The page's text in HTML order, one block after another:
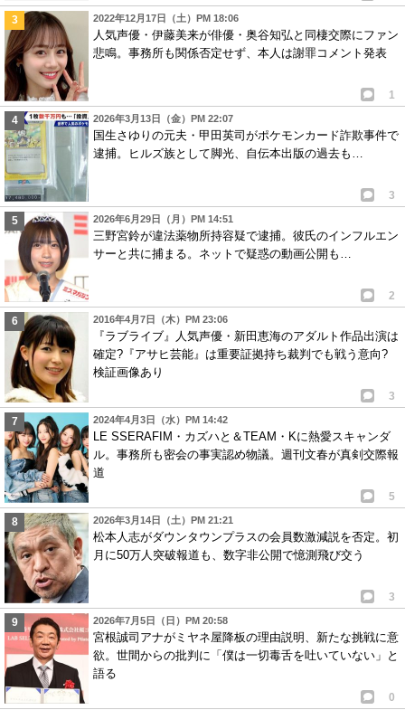
2022年12月17日（土）PM 18:06
人気声優・伊藤美来が俳優・奥谷知弘と同棲交際にファン
悲鳴。事務所も関係否定せず、本人は謝罪コメント発表
1
2026年3月13日（金）PM 22:07
国生さゆりの元夫・甲田英司がポケモンカード詐欺事件で
逮捕。ヒルズ族として脚光、自伝本出版の過去も…
3
2026年6月29日（月）PM 14:51
三野宮鈴が違法薬物所持容疑で逮捕。彼氏のインフルエン
サーと共に捕まる。ネットで疑惑の動画公開も…
2
2016年4月7日（木）PM 23:06
『ラブライブ』人気声優・新田恵海のアダルト作品出演は
確定?『アサヒ芸能』は重要証拠持ち裁判でも戦う意向?
検証画像あり
3
2024年4月3日（水）PM 14:42
LE SSERAFIM・カズハと＆TEAM・Kに熱愛スキャンダ
ル。事務所も密会の事実認め物議。週刊文春が真剣交際報
道
5
2026年3月14日（土）PM 21:21
松本人志がダウンタウンプラスの会員数激減説を否定。初
月に50万人突破報道も、数字非公開で憶測飛び交う
3
2026年7月5日（日）PM 20:58
宮根誠司アナがミヤネ屋降板の理由説明、新たな挑戦に意
欲。世間からの批判に「僕は一切毒舌を吐いていない」と
語る
0